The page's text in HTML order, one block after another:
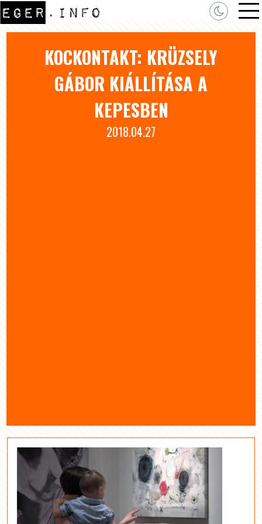
KOCKONTAKT: KRÜZSELY
GÁBOR KIÁLLÍTÁSA A
KEPESBEN
2018.04.27